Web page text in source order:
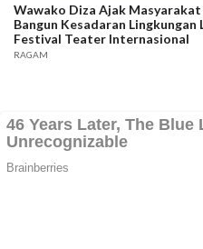
Wawako Diza Ajak Masyarakat
Bangun Kesadaran Lingkungan
Festival Teater Internasional
RAGAM